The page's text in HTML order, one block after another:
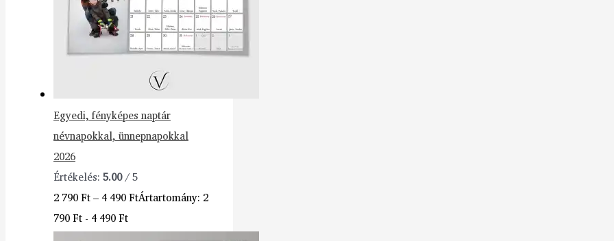
Egyedi, fényképes naptár
névnapokkal, ünnepnapokkal
2026
Értékelés: 5.00/ 5
2 790Ft– 4 490FtÁrtartomány: 2
790 Ft - 4 490 Ft